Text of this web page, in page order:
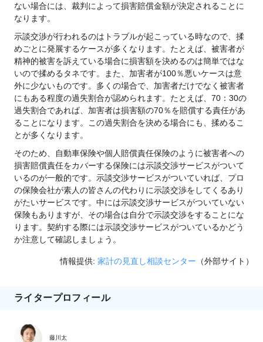
ない場合には、裁判によって損害賠償金額が決定されることに
なります。
示談交渉が行われるのはトラブルが起こっている時なので、揉
めごとに発展するケースが多くなります。たとえば、被害者が
精神的被害を訴えている場合に損害額を決めるのは簡単ではな
いので揉めるタネです。また、加害者が100％悪いケースは意
外に少ないものです。多くの場合で、加害者だけでなく被害者
にもある程度の過失割合が認められます。たとえば、70：30の
過失割合であれば、加害者は損害額の70％を賠償する責任があ
ることになります。この過失割合を決める場合にも、揉めるこ
とが多くなります。
そのため、自動車保険や個人賠償責任保険のように被害者への
損害賠償責任をカバーする保険には示談交渉サービスがついて
いるのが一般的です。示談交渉サービスがついていれば、プロ
の保険会社が素人の皆さんの代わりに示談交渉をしてくるあり
がたいサービスです。中には示談交渉サービスがついていない
保険もありますが、その場合は自分で示談交渉をすることにな
ります。契約する際には示談交渉サービスがついているかどう
か注意して確認しましょう。
情報提供: 家計の見直し相談センター （外部サイト）
ライタープロフィール
藤川太